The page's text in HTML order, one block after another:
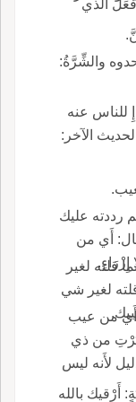
الذي
والشِّرَّةُ:
للناس عنه
الآخر:
رددته عليك
أَي من
قلته لغير
لغير شي
أَي من عيب
من ذي
لأَنه ليس
بالله